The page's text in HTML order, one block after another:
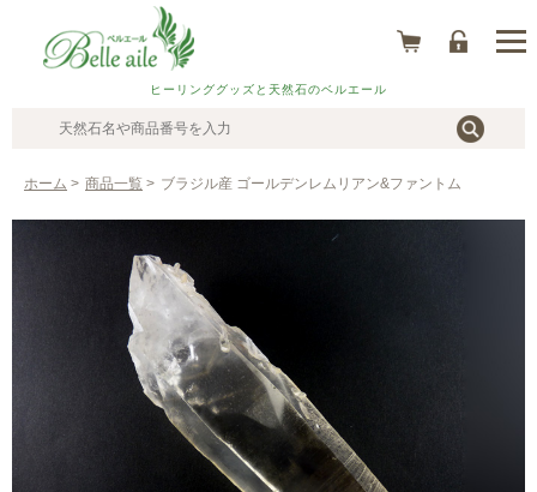
ヒーリンググッズと天然石のベルエール
ホーム > 商品一覧 > ブラジル産 ゴールデンレムリアン&ファントム